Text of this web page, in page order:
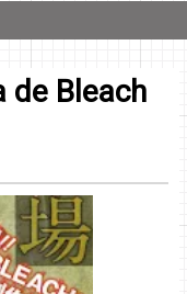
de Bleach